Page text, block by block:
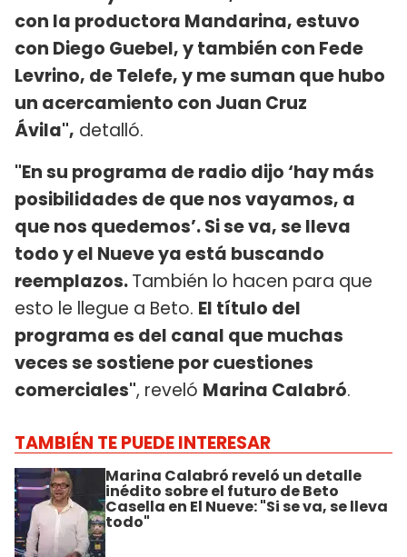
con la productora Mandarina, estuvo
con Diego Guebel, y también con Fede
Levrino, de Telefe, y me suman que hubo
un acercamiento con Juan Cruz
Ávila", detalló.
"En su programa de radio dijo ‘hay más
posibilidades de que nos vayamos, a
que nos quedemos’. Si se va, se lleva
todo y el Nueve ya está buscando
reemplazos.También lo hacen para que
esto le llegue a Beto. El título del
programa es del canal que muchas
veces se sostiene por cuestiones
comerciales", reveló Marina Calabró.
TAMBIÉN TE PUEDE INTERESAR
Marina Calabró reveló un detalle
inédito sobre el futuro de Beto
Casella en El Nueve: "Si se va, se lleva
todo"